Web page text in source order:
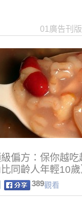
01廣告刊
級偏方：保你越
同齡人年輕10歲
389觀看